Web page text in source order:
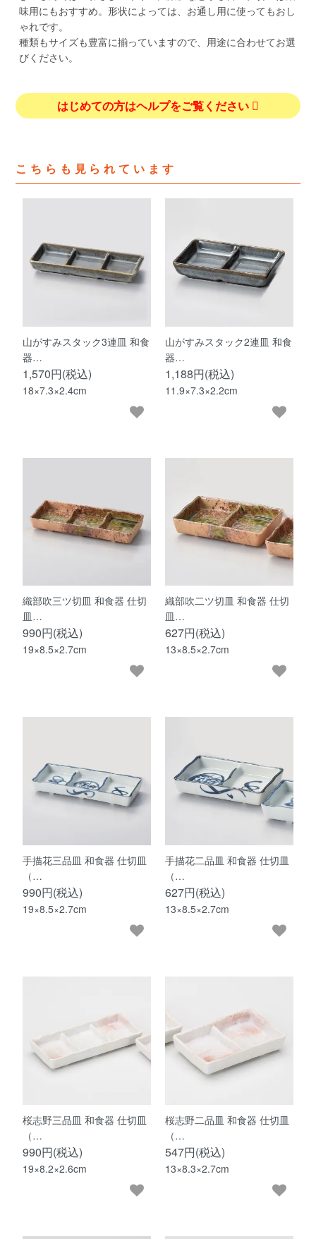
味用にもおすすめ。形状によっては、お通し用に使ってもおし
ゃれです。
種類もサイズも豊富に揃っていますので、用途に合わせてお選
びください。
はじめての方はヘルプをご覧ください
こちらも見られています
山がすみスタック3連皿 和食
器…
1,570円(税込)
18×7.3×2.4cm
山がすみスタック2連皿 和食
器…
1,188円(税込)
11.9×7.3×2.2cm
織部吹三ツ切皿 和食器 仕切
皿…
990円(税込)
19×8.5×2.7cm
織部吹二ツ切皿 和食器 仕切
皿…
627円(税込)
13×8.5×2.7cm
手描花三品皿 和食器 仕切皿
（…
990円(税込)
19×8.5×2.7cm
手描花二品皿 和食器 仕切皿
（…
627円(税込)
13×8.5×2.7cm
桜志野三品皿 和食器 仕切皿
（…
990円(税込)
19×8.2×2.6cm
桜志野二品皿 和食器 仕切皿
（…
547円(税込)
13×8.3×2.7cm